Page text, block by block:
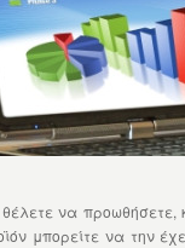
να προωθήσετε,
μπορείτε να την